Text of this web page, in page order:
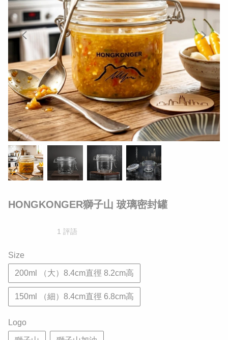
HONGKONGER獅子山 玻璃密封罐
1 評語
Size
200ml （大）8.4cm直徑 8.2cm高
150ml （細）8.4cm直徑 6.8cm高
Logo